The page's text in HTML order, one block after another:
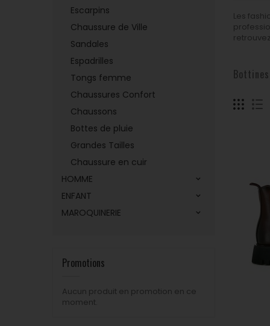
Escarpins
Chaussure de Ville
Sandales
Espadrilles
Tongs femme
Chaussures Confort
Chaussons
Bottes de pluie
Grandes Tailles
Chaussure en cuir
HOMME
ENFANT
MAROQUINERIE
Promotions
Aucun produit en promotion en ce
moment.
Les